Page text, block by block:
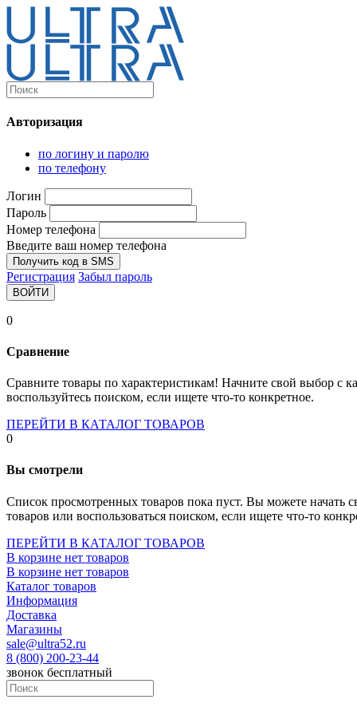
Каталог
Компьютеры и комплектующие
Персональные компьютеры
Моноблоки
Мониторы
Комплектующие
Socket-2066
Socket-775
Socket-fm2
Socket-am4
Socket- intel s1151
Socket- intel s2066
Socket- intel s1700
Авторизация
по логину и паролю
по телефону
Логин
Пароль
Номер телефона
Введите ваш номер телефона
Получить код в SMS
Регистрация Забыл пароль
ВОЙТИ
0
Сравнение
Сравните товары по характеристикам! Начните свой выбор с
воспользуйтесь поиском, если ищете что-то конкретное.
ПЕРЕЙТИ В КАТАЛОГ ТОВАРОВ
0
Вы смотрели
Список просмотренных товаров пока пуст. Вы можете начать
товаров или воспользоваться поиском, если ищете что-то
ПЕРЕЙТИ В КАТАЛОГ ТОВАРОВ
В корзине нет товаров
В корзине нет товаров
Каталог товаров
Информация
Доставка
Магазины
sale@ultra52.ru
8 (800) 200-23-44
звонок бесплатный